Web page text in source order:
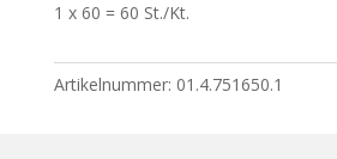
1 x 60 = 60 St./Kt.
Artikelnummer: 01.4.751650.1